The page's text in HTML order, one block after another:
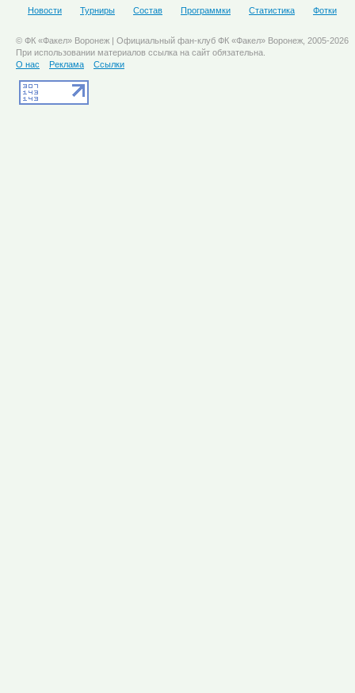
Новости Турниры Состав Программки Статистика Фотки
© ФК «Факел» Воронеж | Официальный фан-клуб ФК «Факел» Воронеж, 2005-2026
При использовании материалов ссылка на сайт обязательна.
О нас
Реклама Ссылки